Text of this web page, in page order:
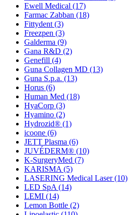
Ewell Medical (17)
Farmac Zabban (18)
Fittydent (3)
Freezpen (3)
Galderma (9)
Gana R&D (2)
Genefill (4)
Guna Collagen MD (13)
Guna S.p.a. (13)
Horus (6)
Human Med (18)
HyaCorp (3)
Hyamino (2)
Hydrozid® (1)
icoone (6)
JETT Plasma (6)
JUVÉDERM® (10)
K-SurgeryMed (7)
KARISMA (5)
LASERING Medical Laser(10)
LED SpA (14)
LEMI (14)
Lemon Bottle (2)